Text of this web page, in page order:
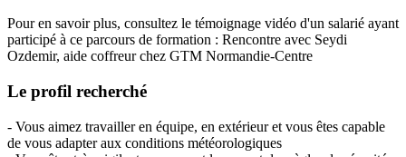
Pour en savoir plus, consultez le témoignage vidéo d'un salarié ayant
participé à ce parcours de formation : Rencontre avec Seydi
Ozdemir, aide coffreur chez GTM Normandie-Centre
Le profil recherché
- Vous aimez travailler en équipe, en extérieur et vous êtes capable
de vous adapter aux conditions météorologiques